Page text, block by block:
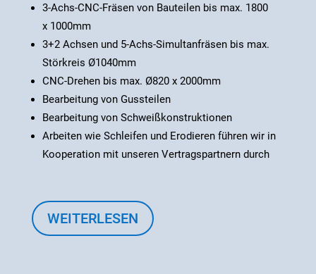
3-Achs-CNC-Fräsen von Bauteilen bis max. 1800
x 1000mm
3+2 Achsen und 5-Achs-Simultanfräsen bis max.
Störkreis Ø1040mm
CNC-Drehen bis max. Ø820 x 2000mm
Bearbeitung von Gussteilen
Bearbeitung von Schweißkonstruktionen
Arbeiten wie Schleifen und Erodieren führen wir in
Kooperation mit unseren Vertragspartnern durch
WEITERLESEN